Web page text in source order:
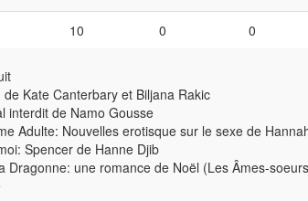
10 0 0
Kate Canterbary et Biljana Rakic
interdit de Namo Gousse
Adulte: Nouvelles erotisque sur le sexe de
Spencer de Hanne Djib
Dragonne: une romance de Noël (Les Âmes-